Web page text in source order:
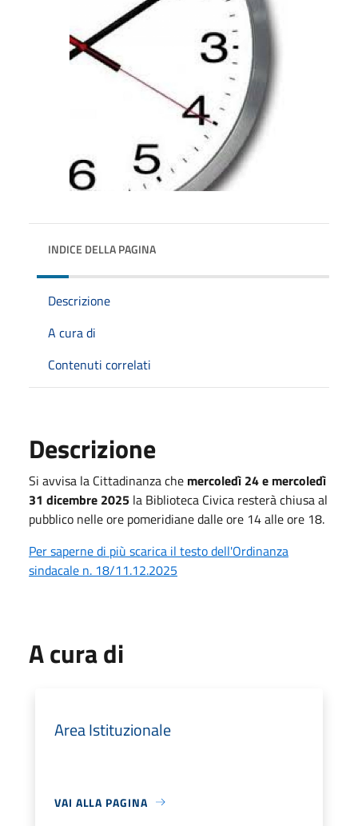
INDICE DELLA PAGINA
Descrizione
A cura di
Contenuti correlati
Descrizione
Si avvisa la Cittadinanza che mercoledì 24 e mercoledì
31 dicembre 2025 la Biblioteca Civica resterà chiusa al
pubblico nelle ore pomeridiane dalle ore 14 alle ore 18.
Per saperne di più scarica il testo dell'Ordinanza
sindacale n. 18/11.12.2025
A cura di
Area Istituzionale
VAI ALLA PAGINA